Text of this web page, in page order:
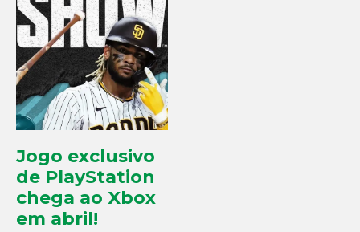
Jogo exclusivo
de PlayStation
chega ao Xbox
em abril!